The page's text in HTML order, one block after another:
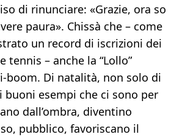
di rinunciare: «Grazie, ora so
paura». Chissà che – come
un record di iscrizioni dei
tennis – anche la “Lollo”
boom. Di natalità, non solo di
buoni esempi che ci sono per
dall’ombra, diventino
pubblico, favoriscano il